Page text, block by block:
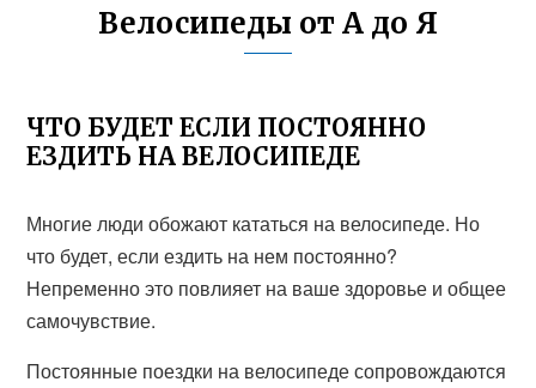
Велосипеды от А до Я
ЧТО БУДЕТ ЕСЛИ ПОСТОЯННО
ЕЗДИТЬ НА ВЕЛОСИПЕДЕ
Многие люди обожают кататься на велосипеде. Но
что будет, если ездить на нем постоянно?
Непременно это повлияет на ваше здоровье и общее
самочувствие.
Постоянные поездки на велосипеде сопровождаются